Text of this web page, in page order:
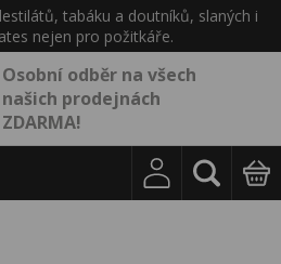
tabáku a doutníků, slaných i
nejen pro požitkáře.
Osobní odběr na všech
našich prodejnách
ZDARMA!